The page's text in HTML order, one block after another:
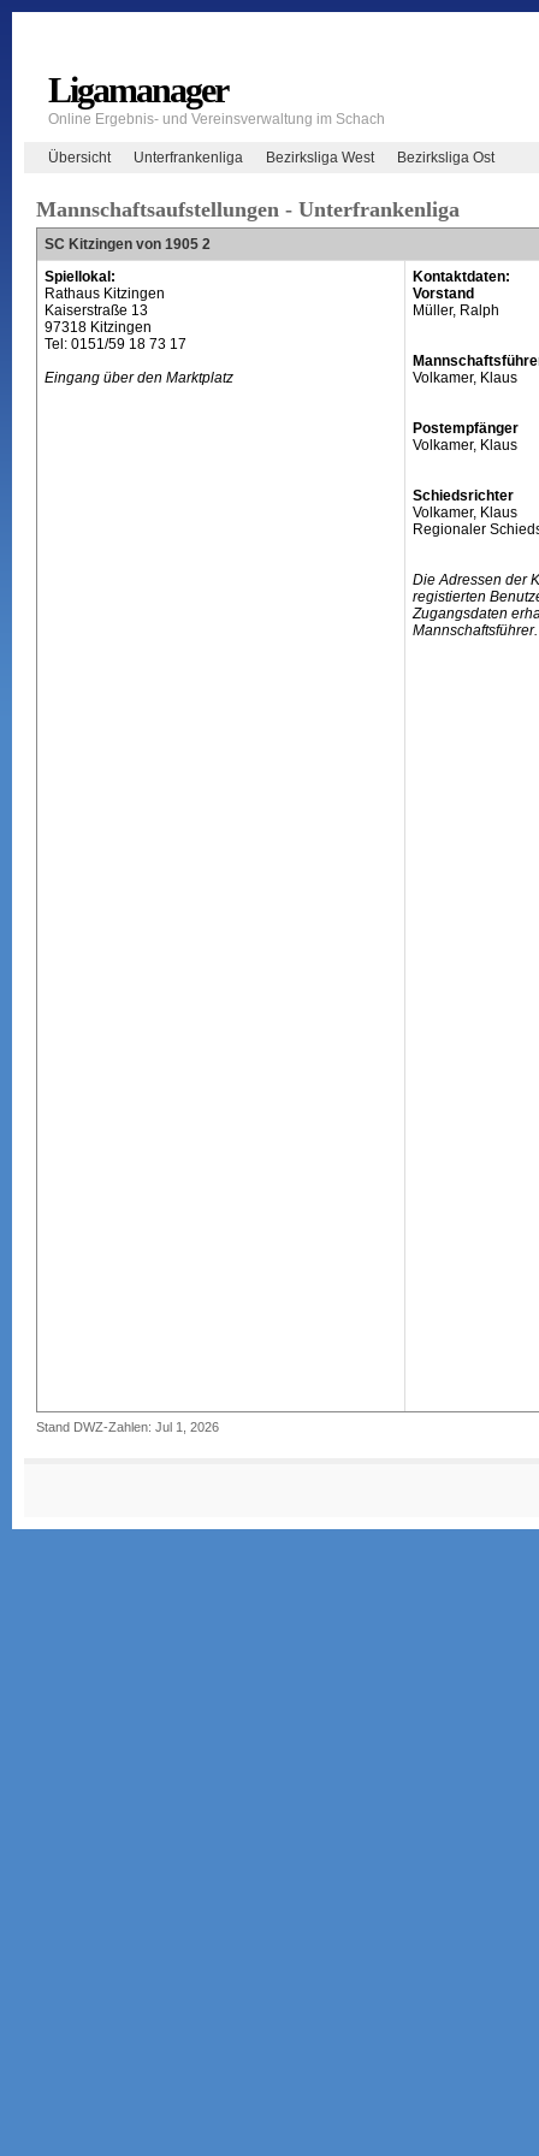
Ligamanager
Online Ergebnis- und Vereinsverwaltung im Schach
Übersicht Unterfrankenliga Bezirksliga West Bezirksliga Ost
Mannschaftsaufstellungen - Unterfrankenliga
SC Kitzingen von 1905 2
Spiellokal:
Rathaus Kitzingen
Kaiserstraße 13
97318 Kitzingen
Tel: 0151/59 18 73 17
Eingang über den Marktplatz
Kontaktdaten:
Vorstand
Müller, Ralph
Volkamer, Klaus
Postempfänger
Volkamer, Klaus
Schiedsrichter
Volkamer, Klaus
Regionaler
Die Adressen der
registierten
Zugangsdaten
Mannschaftsführer.
Stand DWZ-Zahlen: Jul 1, 2026